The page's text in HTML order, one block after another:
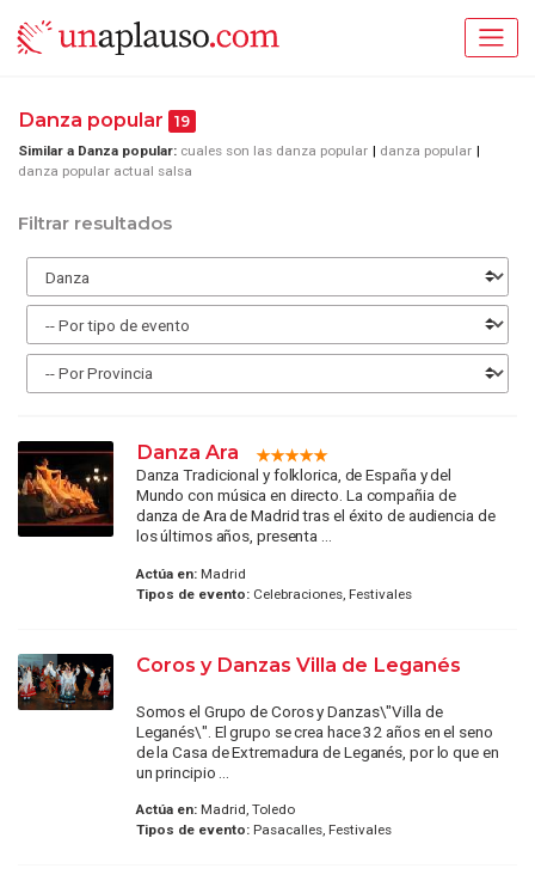
Danza popular 19
Similar a Danza popular: cuales son las danza popular
danza popular
danza popular actual salsa
Filtrar resultados
Danza Ara
Danza Tradicional y folklorica, de España y del
Mundo con música en directo. La compañia de
danza de Ara de Madrid tras el éxito de audiencia de
los últimos años, presenta ...
Actúa en:Madrid
Tipos de evento:Celebraciones, Festivales
Coros y Danzas Villa de Leganés
Somos el Grupo de Coros y Danzas\"Villa de
Leganés\". El grupo se crea hace 32 años en el seno
de la Casa de Extremadura de Leganés, por lo que en
un principio ...
Actúa en:Madrid, Toledo
Tipos de evento:Pasacalles, Festivales